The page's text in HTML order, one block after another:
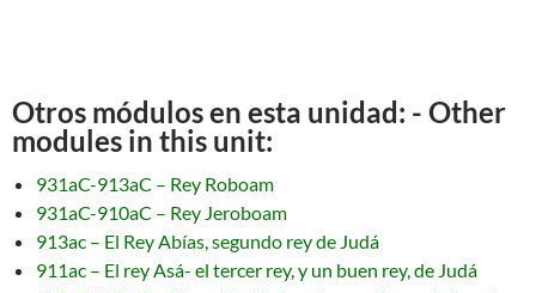
Otros módulos en esta unidad: - Other
modules in this unit:
931aC-913aC – Rey Roboam
931aC-910aC – Rey Jeroboam
913ac – El Rey Abías, segundo rey de Judá
911ac – El rey Asá- el tercer rey, y un buen rey, de Judá